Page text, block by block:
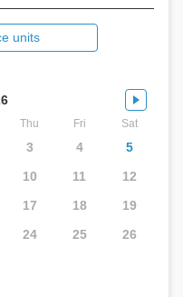
units
Thu Fri Sat
3 4
5
10 11
12
17 18
19
24 25
26